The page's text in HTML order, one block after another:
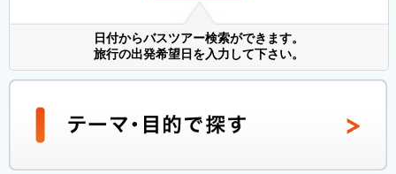
日付からバスツアー検索ができます。
旅行の出発希望日を入力して下さい。